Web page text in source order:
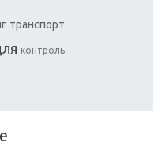
транспорт
контроль